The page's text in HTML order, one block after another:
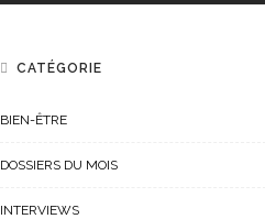
CATÉGORIE
BIEN-ÊTRE
DOSSIERS DU MOIS
INTERVIEWS